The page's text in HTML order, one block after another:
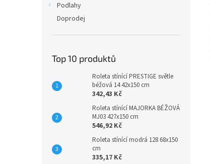
Podlahy
Doprodej
Top 10 produktů
Roleta stínící PRESTIGE světle
béžová 14 42x150 cm
342,43 Kč
Roleta stínící MAJORKA BÉŽOVÁ
MJ03 427x150 cm
546,92 Kč
Roleta stínící modrá 128 68x150
cm
335,17 Kč